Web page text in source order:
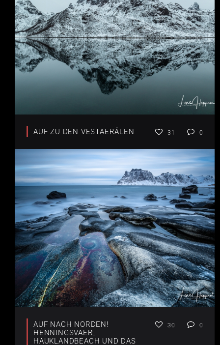
AUF ZU DEN VESTAERÅLEN 31 0
AUF NACH NORDEN!
HENNINGSVAER,
HAUKLANDBEACH UND DAS
30 0